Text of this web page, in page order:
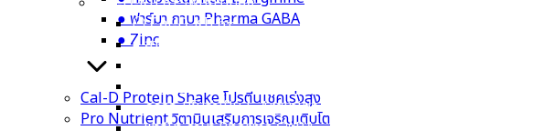
⦿ Cal-D-KII 6+
● สารสกัดจากข้าวโพด Calcium L-Threonate
● กรดอะมิโนจำเป็น L-Arginine
● ฟาร์มา กาบา Pharma GABA
● ฟาร์มา กาบา Pharma GABA
● Zinc
Cal-D Protein Shake โปรตีนเชคเร่งสูง
Pro Nutrient วิตามินเสริมการเจริญเติบโต